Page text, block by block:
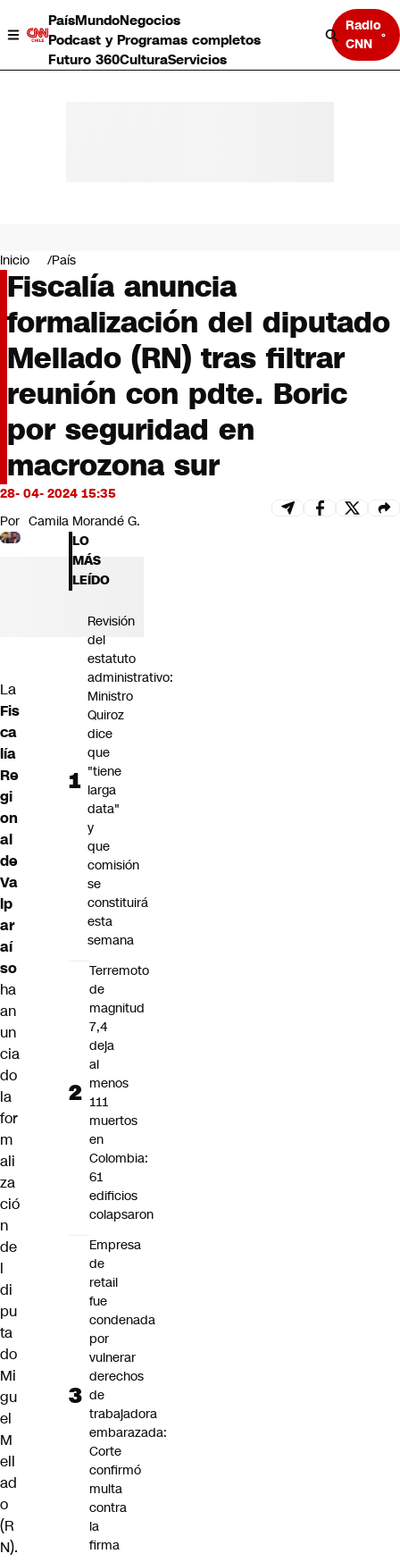
PaísMundoNegocios
Podcast y Programas completos
Futuro 360CulturaServicios
Radio
CNN
Negocios
Deportes
Programas completos
Cultura
Servicios
Bits
CNN tiempo
Opinión
Inicio País
Fiscalía anuncia
formalización del diputado
Mellado (RN) tras filtrar
reunión con pdte. Boric
por seguridad en
macrozona sur
28- 04- 2024 15:35
Por Camila Morandé G.
La
Fis
ca
lía
Re
gi
on
al
de
Va
lp
ar
aí
so
ha
an
un
cia
do
la
for
m
ali
za
ció
n
de
l
di
pu
ta
do
Mi
gu
el
M
ell
ad
o
(R
N).
LO
MÁS
LEÍDO
Revisión
del
estatuto
administrativo:
Ministro
Quiroz
dice
que
"tiene
larga
data"
y
que
comisión
se
constituirá
esta
semana
Terremoto
de
magnitud
7,4
deja
al
menos
111
muertos
en
Colombia:
61
edificios
colapsaron
Empresa
de
retail
fue
condenada
por
vulnerar
derechos
de
trabajadora
embarazada:
Corte
confirmó
multa
contra
la
firma